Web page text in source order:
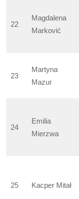
22
Magdalena
Marković
23
Martyna
Mazur
24
Emilia
Mierzwa
25 Kacper Mitał